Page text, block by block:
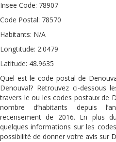
Insee Code: 78907
Code Postal: 78570
Habitants: N/A
Longtitude: 2.0479
Latitude: 48.9635
Quel est le code postal de
Denouval? Retrouvez ci-dessous
travers le ou les codes postaux de
nombre d’habitants depuis
recensement de 2016. En plus
quelques informations sur les
possibilité de donner votre avis sur